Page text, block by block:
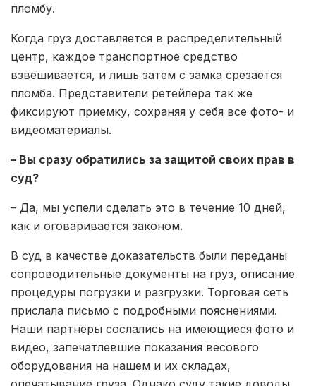
пломбу.
Когда груз доставляется в распределительный
центр, каждое транспортное средство
взвешивается, и лишь затем с замка срезается
пломба. Представители ретейлера так же
фиксируют приемку, сохраняя у себя все фото- и
видеоматериалы.
– Вы сразу обратились за защитой своих прав в
суд?
– Да, мы успели сделать это в течение 10 дней,
как и оговаривается законом.
В суд в качестве доказательств были переданы
сопроводительные документы на груз, описание
процедуры погрузки и разгрузки. Торговая сеть
прислала письмо с подробными пояснениями.
Наши партнеры сослались на имеющиеся фото и
видео, запечатлевшие показания весового
оборудования на нашем и их складах,